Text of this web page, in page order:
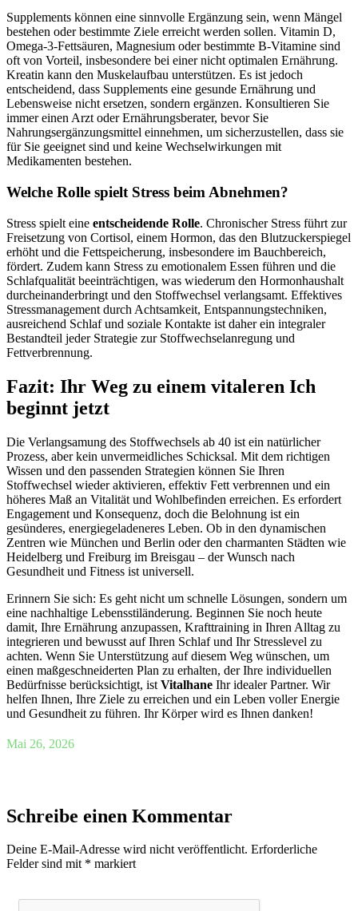
Supplements können eine sinnvolle Ergänzung sein, wenn Mängel
bestehen oder bestimmte Ziele erreicht werden sollen. Vitamin D,
Omega-3-Fettsäuren, Magnesium oder bestimmte B-Vitamine sind
oft von Vorteil, insbesondere bei einer nicht optimalen Ernährung.
Kreatin kann den Muskelaufbau unterstützen. Es ist jedoch
entscheidend, dass Supplements eine gesunde Ernährung und
Lebensweise nicht ersetzen, sondern ergänzen. Konsultieren Sie
immer einen Arzt oder Ernährungsberater, bevor Sie
Nahrungsergänzungsmittel einnehmen, um sicherzustellen, dass sie
für Sie geeignet sind und keine Wechselwirkungen mit
Medikamenten bestehen.
Welche Rolle spielt Stress beim Abnehmen?
Stress spielt eine entscheidende Rolle. Chronischer Stress führt zur
Freisetzung von Cortisol, einem Hormon, das den Blutzuckerspiegel
erhöht und die Fettspeicherung, insbesondere im Bauchbereich,
fördert. Zudem kann Stress zu emotionalem Essen führen und die
Schlafqualität beeinträchtigen, was wiederum den Hormonhaushalt
durcheinanderbringt und den Stoffwechsel verlangsamt. Effektives
Stressmanagement durch Achtsamkeit, Entspannungstechniken,
ausreichend Schlaf und soziale Kontakte ist daher ein integraler
Bestandteil jeder Strategie zur Stoffwechselanregung und
Fettverbrennung.
Fazit: Ihr Weg zu einem vitaleren Ich
beginnt jetzt
Die Verlangsamung des Stoffwechsels ab 40 ist ein natürlicher
Prozess, aber kein unvermeidliches Schicksal. Mit dem richtigen
Wissen und den passenden Strategien können Sie Ihren
Stoffwechsel wieder aktivieren, effektiv Fett verbrennen und ein
höheres Maß an Vitalität und Wohlbefinden erreichen. Es erfordert
Engagement und Konsequenz, doch die Belohnung ist ein
gesünderes, energiegeladeneres Leben. Ob in den dynamischen
Zentren wie München und Berlin oder den charmanten Städten wie
Heidelberg und Freiburg im Breisgau – der Wunsch nach
Gesundheit und Fitness ist universell.
Erinnern Sie sich: Es geht nicht um schnelle Lösungen, sondern um
eine nachhaltige Lebensstiländerung. Beginnen Sie noch heute
damit, Ihre Ernährung anzupassen, Krafttraining in Ihren Alltag zu
integrieren und bewusst auf Ihren Schlaf und Ihr Stresslevel zu
achten. Wenn Sie Unterstützung auf diesem Weg wünschen, um
einen maßgeschneiderten Plan zu erhalten, der Ihre individuellen
Bedürfnisse berücksichtigt, ist Vitalhane Ihr idealer Partner. Wir
helfen Ihnen, Ihre Ziele zu erreichen und ein Leben voller Energie
und Gesundheit zu führen. Ihr Körper wird es Ihnen danken!
Mai 26, 2026
Schreibe einen Kommentar
Deine E-Mail-Adresse wird nicht veröffentlicht. Erforderliche
Felder sind mit * markiert